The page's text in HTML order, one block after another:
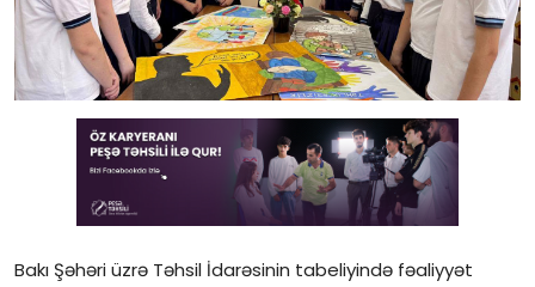
Təhsil
Müsahibə
Elm və innovasiya
Reportaj
Bakı Şəhəri üzrə Təhsil İdarəsinin tabeliyində fəaliyyət